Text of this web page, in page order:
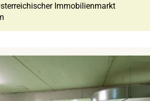
Immobilienmarkt